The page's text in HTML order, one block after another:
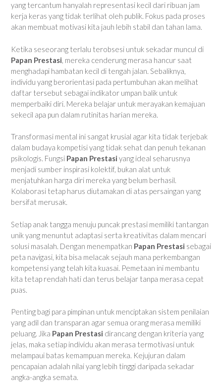
yang tercantum hanyalah representasi kecil dari ribuan jam
kerja keras yang tidak terlihat oleh publik. Fokus pada proses
akan membuat motivasi kita jauh lebih stabil dan tahan lama.
Ketika seseorang terlalu terobsesi untuk sekadar muncul di
Papan Prestasi, mereka cenderung merasa hancur saat
menghadapi hambatan kecil di tengah jalan. Sebaliknya,
individu yang berorientasi pada pertumbuhan akan melihat
daftar tersebut sebagai indikator umpan balik untuk
memperbaiki diri. Mereka belajar untuk merayakan kemajuan
sekecil apa pun dalam rutinitas harian mereka.
Transformasi mental ini sangat krusial agar kita tidak terjebak
dalam budaya kompetisi yang tidak sehat dan penuh tekanan
psikologis. Fungsi Papan Prestasi yang ideal seharusnya
menjadi sumber inspirasi kolektif, bukan alat untuk
menjatuhkan harga diri mereka yang belum berhasil.
Kolaborasi tetap harus diutamakan di atas persaingan yang
bersifat merusak.
Setiap anak tangga menuju puncak prestasi memiliki tantangan
unik yang menuntut adaptasi serta kreativitas dalam mencari
solusi masalah. Dengan menempatkan Papan Prestasi sebagai
peta navigasi, kita bisa melacak sejauh mana perkembangan
kompetensi yang telah kita kuasai. Pemetaan ini membantu
kita tetap rendah hati dan terus belajar tanpa merasa cepat
puas.
Penting bagi para pimpinan untuk menciptakan sistem penilaian
yang adil dan transparan agar semua orang merasa memiliki
peluang. Jika Papan Prestasi dirancang dengan kriteria yang
jelas, maka setiap individu akan merasa termotivasi untuk
melampaui batas kemampuan mereka. Kejujuran dalam
pencapaian adalah nilai yang lebih tinggi daripada sekadar
angka-angka semata.